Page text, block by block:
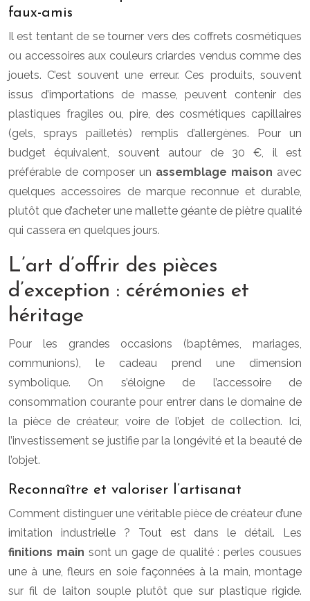
faux-amis
Il est tentant de se tourner vers des coffrets cosmétiques
ou accessoires aux couleurs criardes vendus comme des
jouets. C’est souvent une erreur. Ces produits, souvent
issus d’importations de masse, peuvent contenir des
plastiques fragiles ou, pire, des cosmétiques capillaires
(gels, sprays pailletés) remplis d’allergènes. Pour un
budget équivalent, souvent autour de 30 €, il est
préférable de composer un assemblage maison avec
quelques accessoires de marque reconnue et durable,
plutôt que d’acheter une mallette géante de piètre qualité
qui cassera en quelques jours.
L’art d’offrir des pièces
d’exception : cérémonies et
héritage
Pour les grandes occasions (baptêmes, mariages,
communions), le cadeau prend une dimension
symbolique. On s’éloigne de l’accessoire de
consommation courante pour entrer dans le domaine de
la pièce de créateur, voire de l’objet de collection. Ici,
l’investissement se justifie par la longévité et la beauté de
l’objet.
Reconnaître et valoriser l’artisanat
Comment distinguer une véritable pièce de créateur d’une
imitation industrielle ? Tout est dans le détail. Les
finitions main sont un gage de qualité : perles cousues
une à une, fleurs en soie façonnées à la main, montage
sur fil de laiton souple plutôt que sur plastique rigide.